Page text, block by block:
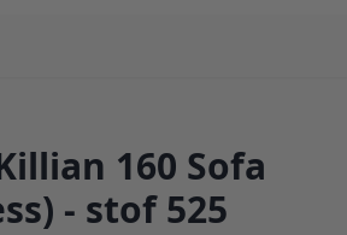
160 Sofa
- stof 525